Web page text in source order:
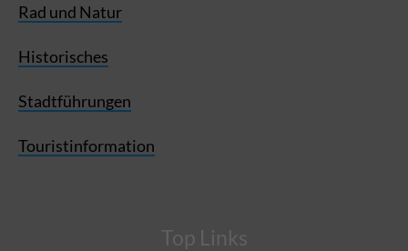
Rad und Natur
Historisches
Stadtführungen
Touristinformation
Top Links